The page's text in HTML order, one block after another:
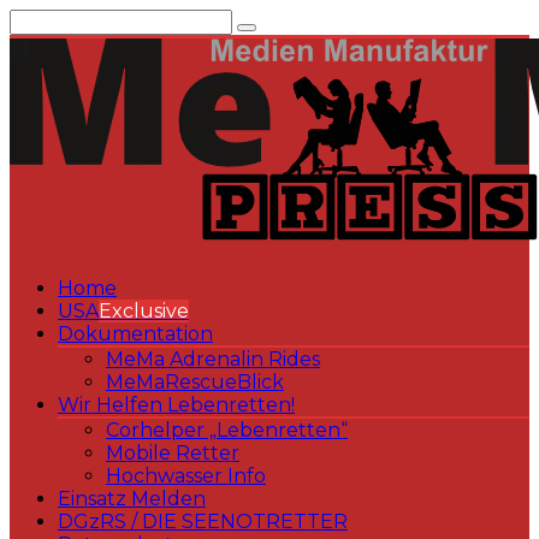
Inhalt
springen
Home
USAExclusive
Dokumentation
MeMa Adrenalin Rides
MeMaRescueBlick
Wir Helfen Lebenretten!
Corhelper „Lebenretten“
Mobile Retter
Hochwasser Info
Einsatz Melden
DGzRS / DIE SEENOTRETTER